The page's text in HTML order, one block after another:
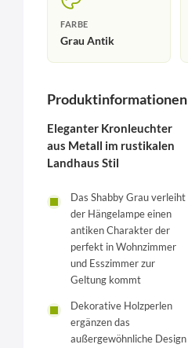
FARBE
Grau Antik
Produktinformationen
Eleganter Kronleuchter
aus Metall im rustikalen
Landhaus Stil
Das Shabby Grau verleiht
der Hängelampe einen
antiken Charakter der
perfekt in Wohnzimmer
und Esszimmer zur
Geltung kommt
Dekorative Holzperlen
ergänzen das
außergewöhnliche Design